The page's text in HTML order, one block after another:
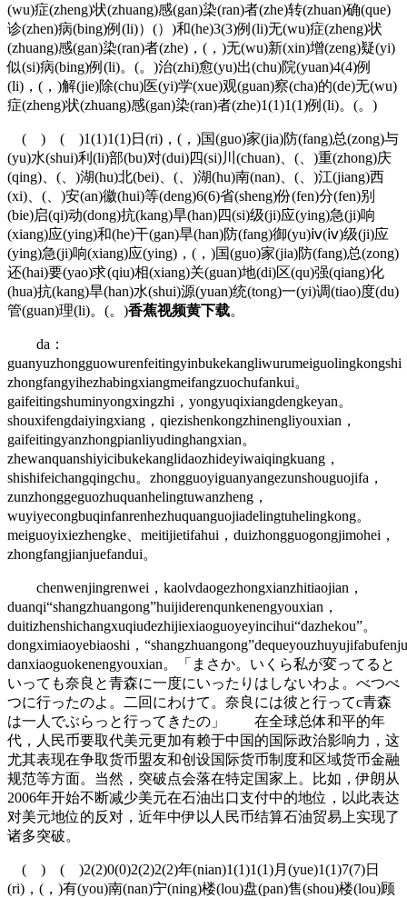
(wu)症(zheng)状(zhuang)感(gan)染(ran)者(zhe)转(zhuan)确(que)
诊(zhen)病(bing)例(li)）(）)和(he)3(3)例(li)无(wu)症(zheng)状
(zhuang)感(gan)染(ran)者(zhe)，(，)无(wu)新(xin)增(zeng)疑(yi)
似(si)病(bing)例(li)。(。)治(zhi)愈(yu)出(chu)院(yuan)4(4)例
(li)，(，)解(jie)除(chu)医(yi)学(xue)观(guan)察(cha)的(de)无(wu)
症(zheng)状(zhuang)感(gan)染(ran)者(zhe)1(1)1(1)例(li)。(。)
( ) ( )1(1)1(1)日(ri)，(，)国(guo)家(jia)防(fang)总(zong)与
(yu)水(shui)利(li)部(bu)对(dui)四(si)川(chuan)、(、)重(zhong)庆
(qing)、(、)湖(hu)北(bei)、(、)湖(hu)南(nan)、(、)江(jiang)西
(xi)、(、)安(an)徽(hui)等(deng)6(6)省(sheng)份(fen)分(fen)别
(bie)启(qi)动(dong)抗(kang)旱(han)四(si)级(ji)应(ying)急(ji)响
(xiang)应(ying)和(he)干(gan)旱(han)防(fang)御(yu)ⅳ(ⅳ)级(ji)应
(ying)急(ji)响(xiang)应(ying)，(，)国(guo)家(jia)防(fang)总(zong)
还(hai)要(yao)求(qiu)相(xiang)关(guan)地(di)区(qu)强(qiang)化
(hua)抗(kang)旱(han)水(shui)源(yuan)统(tong)一(yi)调(tiao)度(du)
管(guan)理(li)。(。)香蕉视频黄下载。
da：
guanyuzhongguowurenfeitingyinbukekangliwurumeiguolingkongshi
zhongfangyihezhabingxiangmeifangzuochufankui。
gaifeitingshuminyongxingzhi，yongyuqixiangdengkeyan。
shouxifengdaiyingxiang，qiezishenkongzhinengliyouxian，
gaifeitingyanzhongpianliyudinghangxian。
zhewanquanshiyicibukekanglidaozhideyiwaiqingkuang，
shishifeichangqingchu。zhongguoyiguanyangezunshouguojifa，
zunzhonggeguozhuquanhelingtuwanzheng，
wuyiyecongbuqinfanrenhezhuquanguojiadelingtuhelingkong。
meiguoyixiezhengke、meitijietifahui，duizhongguogongjimohei，
zhongfangjianjuefandui。
chenwenjingrenwei，kaolvdaogezhongxianzhitiaojian，
duanqi“shangzhuangong”huijiderenqunkenengyouxian，
duitizhenshichangxuqiudezhijiexiaoguoyeyincihui“dazhekou”。
dongximiaoyebiaoshi，
danxiaoguokenengyouxian。「まさか。いくら私が変ってると
いっても奈良と青森に一度にいったりはしないわよ。べつべ
つに行ったのよ。二回にわけて。奈良には彼と行ってc青森
は一人でぶらっと行ってきたの」 在全球总体和平的年
代，人民币要取代美元更加有赖于中国的国际政治影响力，这
尤其表现在争取货币盟友和创设国际货币制度和区域货币金融
规范等方面。当然，突破点会落在特定国家上。比如，伊朗从
2006年开始不断减少美元在石油出口支付中的地位，以此表达
对美元地位的反对，近年中伊以人民币结算石油贸易上实现了
诸多突破。
( ) ( )2(2)0(0)2(2)2(2)年(nian)1(1)1(1)月(yue)1(1)7(7)日
(ri)，(，)有(you)南(nan)宁(ning)楼(lou)盘(pan)售(shou)楼(lou)顾